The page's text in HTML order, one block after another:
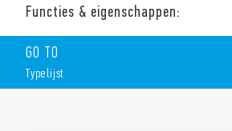
Functies & eigenschappen:
De serie 90 omvat een breed scala aan
volgende kenmerken (afhankelijk van het
Montage: printmontage,
GO TO
Typelijst